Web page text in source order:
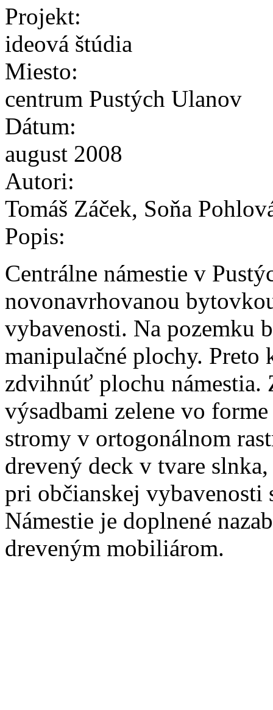
Projekt:
ideová štúdia
Miesto:
centrum Pustých Ulanov
Dátum:
august 2008
Autori:
Tomáš Záček, Soňa
Popis:
Centrálne námestie v
novonavrhovanou
vybavenosti. Na pozemku
manipulačné plochy. Preto
zdvihnúť plochu námestia.
výsadbami zelene vo
stromy v ortogonálnom
drevený deck v tvare
pri občianskej vybavenosti
Námestie je doplnené
dreveným mobiliárom.